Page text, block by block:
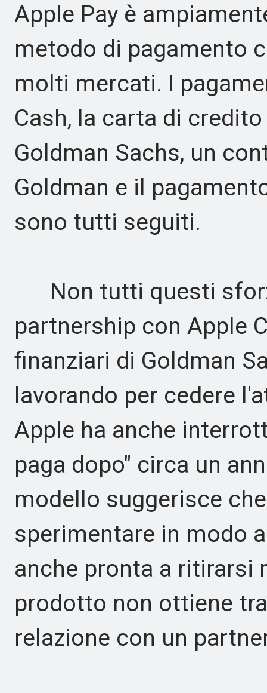
Apple Pay è
metodo di pagamento
molti mercati. I
Cash, la carta di
Goldman Sachs, un
Goldman e il
sono tutti seguiti.
Non tutti questi
partnership con Apple
finanziari di Goldman
lavorando per cedere
Apple ha anche
paga dopo" circa un
modello suggerisce
sperimentare in modo
anche pronta a ritirarsi
prodotto non ottiene
relazione con un